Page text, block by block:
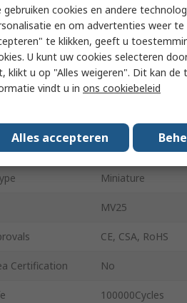
Fibreglass
Terephthalate
IP40
85°C
Miniature
MV25
CE, CSA, RoHS
Certification No
100000Cycles
gebruiken cookies en andere
en om advertenties weer
te klikken, geeft u
U kunt uw cookies selecteren
klikt u op "Alles weigeren". Dit kan
vindt u in ons cookiebeleid
Alles accepteren